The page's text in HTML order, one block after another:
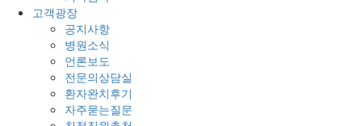
고객광장
공지사항
병원소식
언론보도
전문의상담실
환자완치후기
자주묻는질문